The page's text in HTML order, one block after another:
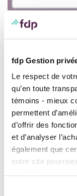
fdp Gestion
Le respect de
qu’en toute
témoins - mieux
permettent
d’offrir des
et d’analyser
également que
notre site
Profession
Courriel*
Ville
Téléphone*